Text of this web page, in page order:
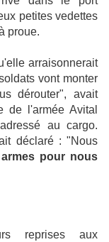
petites vedettes
proue.
arraisonnerait
vont monter
dérouter", avait
de l'armée Avital
au cargo.
déclaré : "Nous
pour nous
reprises aux